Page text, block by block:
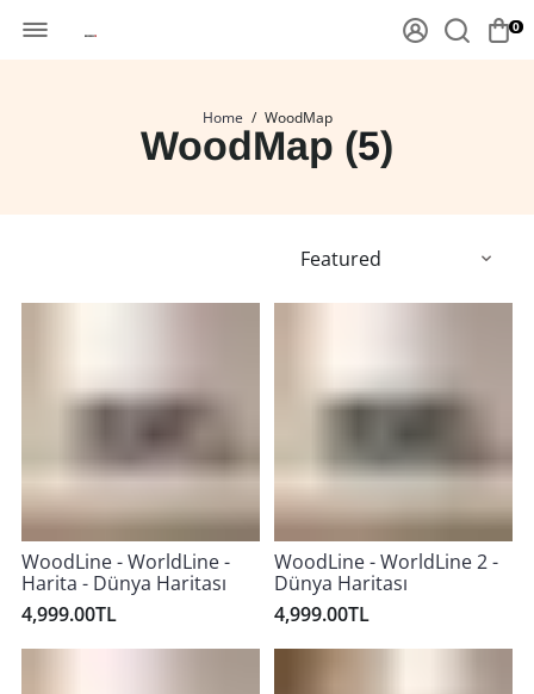
0
Home / WoodMap
WoodMap (5)
WoodLine - WorldLine -
Harita - Dünya Haritası
4,999.00TL
WoodLine - WorldLine 2 -
Dünya Haritası
4,999.00TL